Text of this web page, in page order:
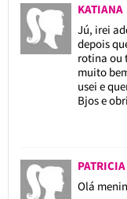
KATIANA
Jú, irei
depois
rotina ou
muito
usei e
Bjos e
Olá